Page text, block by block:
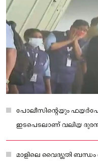
പോലീസിൻ്റെയും
ഇടപെടലാണ് വലിയ
മാളിലെ വൈദ്യുതി ബന്ധം